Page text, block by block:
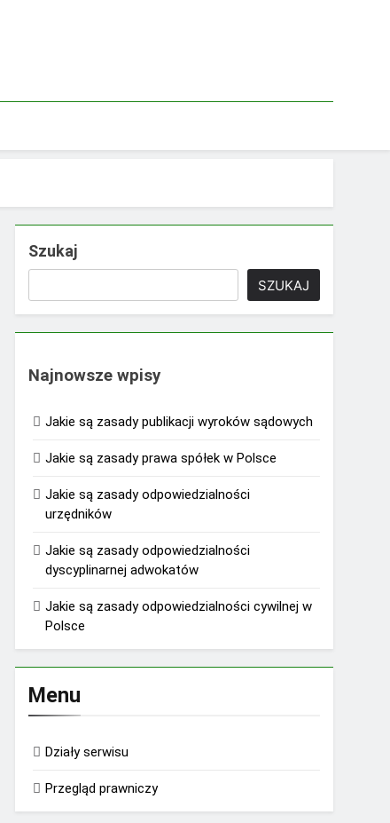
Szukaj
SZUKAJ
Najnowsze wpisy
Jakie są zasady publikacji wyroków sądowych
Jakie są zasady prawa spółek w Polsce
Jakie są zasady odpowiedzialności
urzędników
Jakie są zasady odpowiedzialności
dyscyplinarnej adwokatów
Jakie są zasady odpowiedzialności cywilnej w
Polsce
Menu
Działy serwisu
Przegląd prawniczy